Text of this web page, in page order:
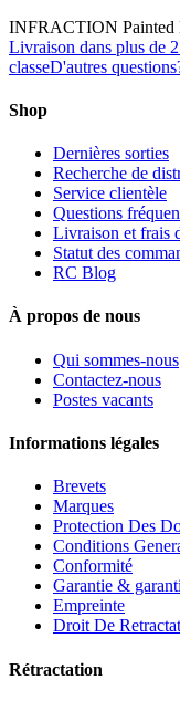
INFRACTION Painted
Livraison dans plus de
classeD'autres
Shop
Dernières sorties
Recherche de
Service clientèle
Questions
Livraison et frais
Statut des
RC Blog
À propos de nous
Qui sommes-nous
Contactez-nous
Postes vacants
Informations légales
Brevets
Marques
Protection Des
Conditions
Conformité
Garantie &
Empreinte
Droit De
Rétractation